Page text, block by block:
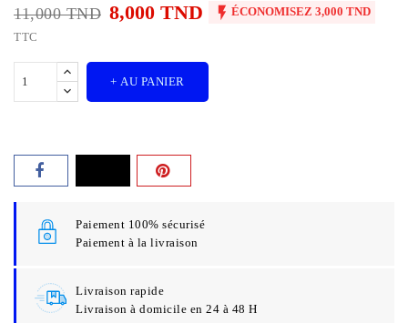
11,000 TND 8,000 TND  ÉCONOMISEZ 3,000 TND
TTC
+ AU PANIER
Paiement 100% sécurisé
Paiement à la livraison
Livraison rapide
Livraison à domicile en 24 à 48 H